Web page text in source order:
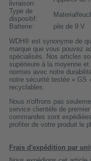
livraison:
Type de
dispositif:
Batterie:
pile de 9 V
WDH® est synonyme de
marque que vous pouvez
spécialisés. Nos articles
supérieure à la moyenne
normes avec notre
notre sécurité testée « GS
recyclables.
Nous n'offrons pas
service clientèle de
commandes sont
profiter de votre produit le
Frais d'expédition par